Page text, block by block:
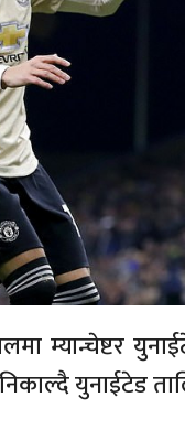
म्यान्चेष्टर
युनाईटेड